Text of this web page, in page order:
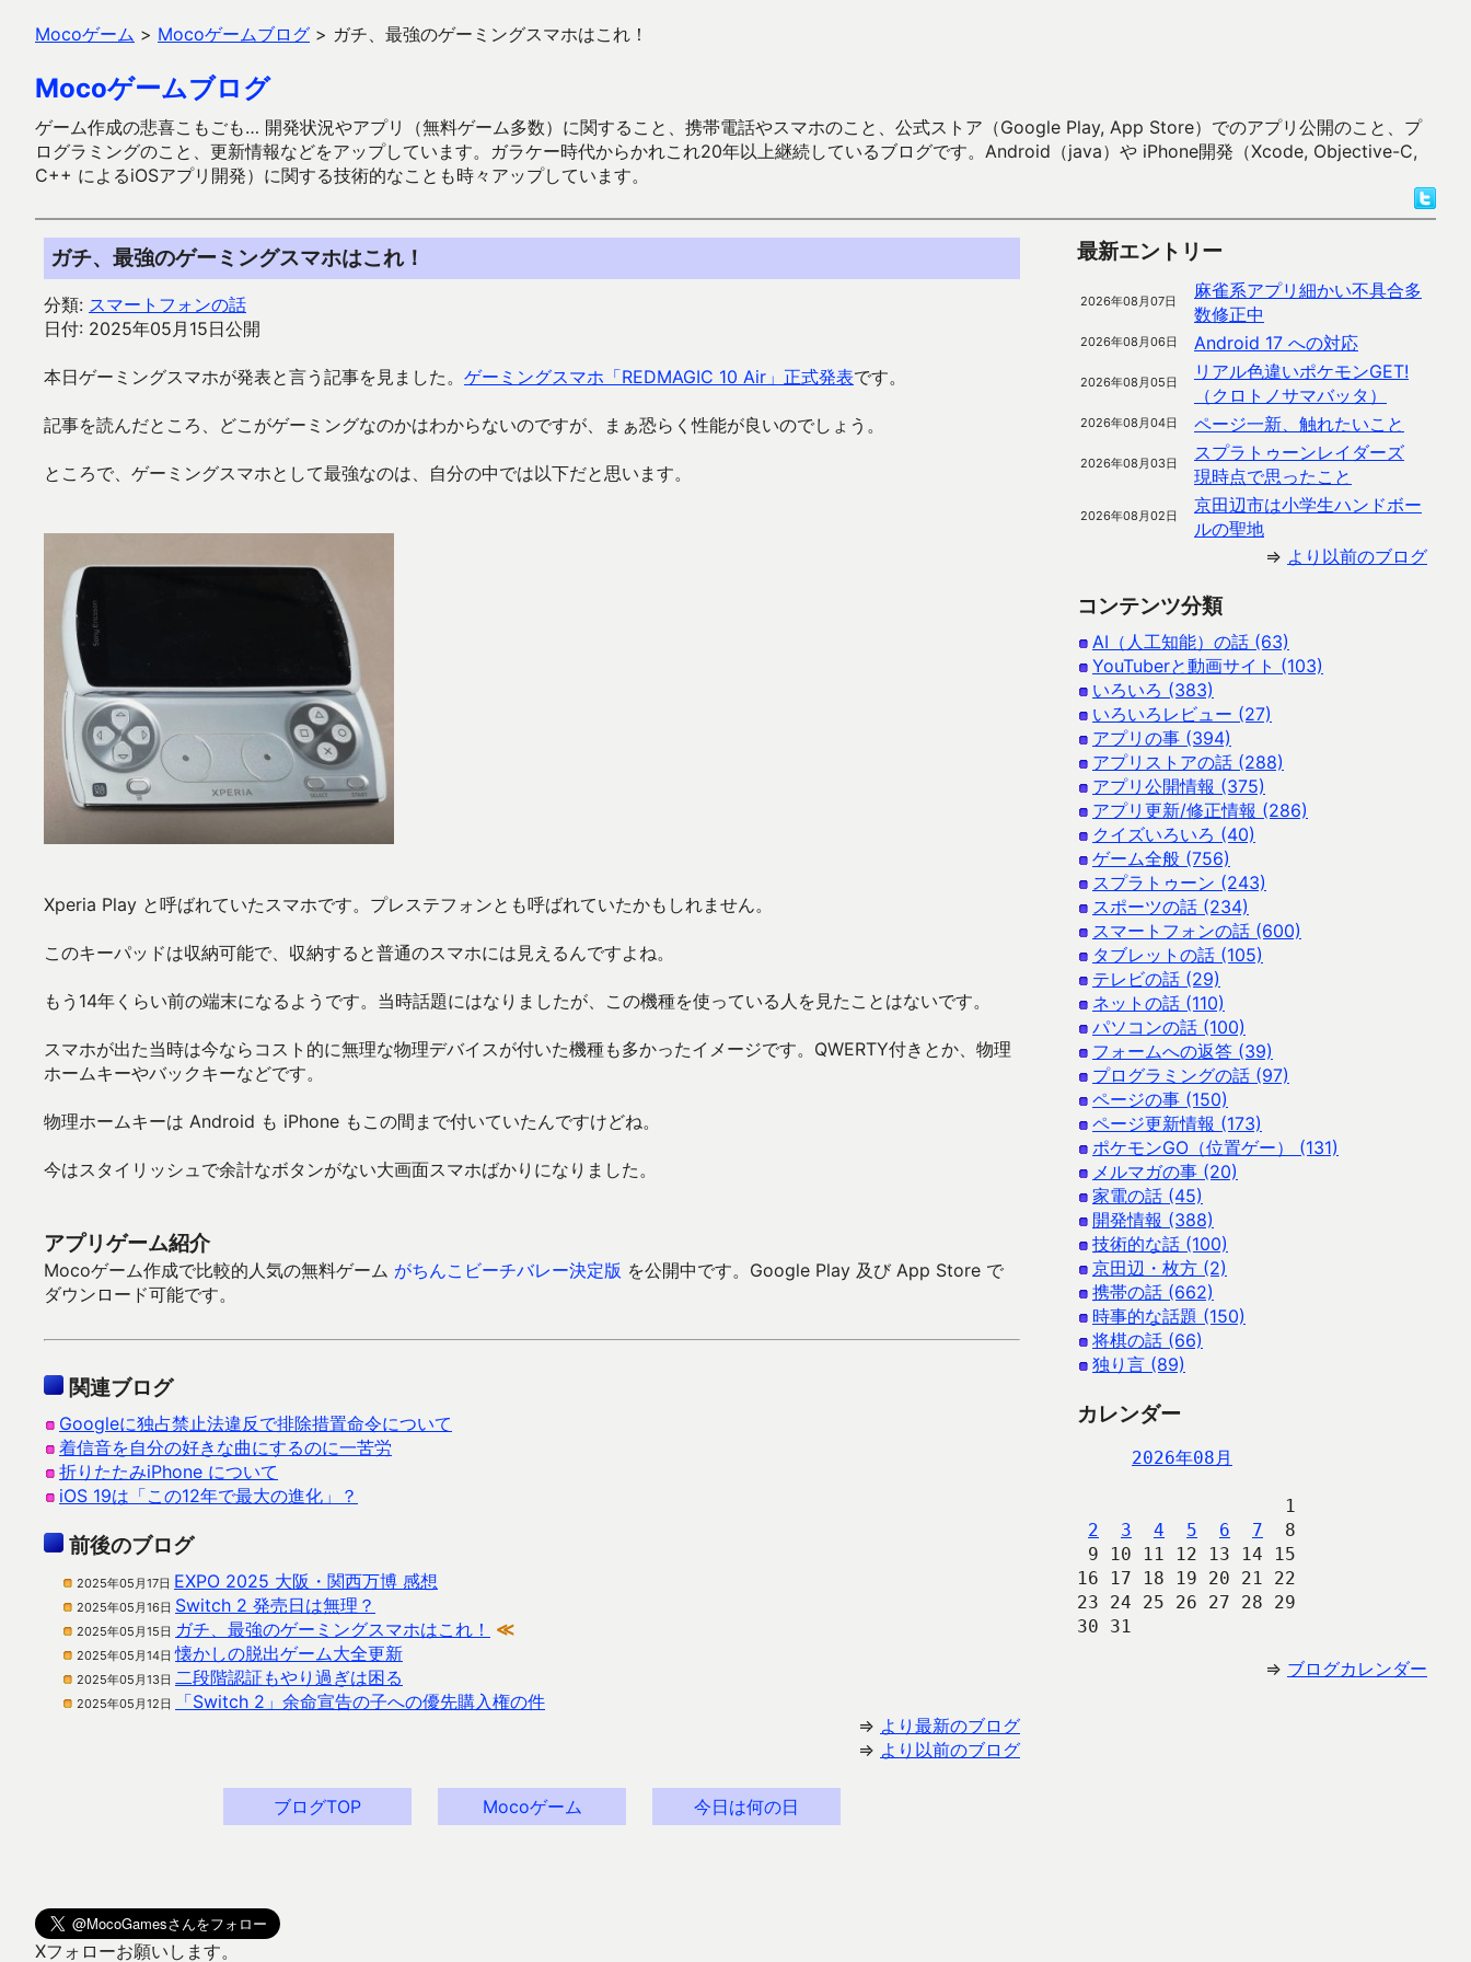
Mocoゲーム > Mocoゲームブログ > ガチ、最強のゲーミングスマホはこれ！
Mocoゲームブログ
ゲーム作成の悲喜こもごも… 開発状況やアプリ（無料ゲーム多数）に関すること、携帯電話やスマホのこと、公式ストア（Google Play, App Store）でのアプリ公開のこと、プ
ログラミングのこと、更新情報などをアップしています。ガラケー時代からかれこれ20年以上継続しているブログです。Android（java）や iPhone開発（Xcode, Objective-C,
C++ によるiOSアプリ開発）に関する技術的なことも時々アップしています。
ガチ、最強のゲーミングスマホはこれ！
分類: スマートフォンの話
日付: 2025年05月15日公開
本日ゲーミングスマホが発表と言う記事を見ました。 ゲーミングスマホ「REDMAGIC 10 Air」正式発表です。
記事を読んだところ、どこがゲーミングなのかはわからないのですが、まぁ恐らく性能が良いのでしょう。
ところで、ゲーミングスマホとして最強なのは、自分の中では以下だと思います。
Xperia Play と呼ばれていたスマホです。プレステフォンとも呼ばれていたかもしれません。
このキーパッドは収納可能で、収納すると普通のスマホには見えるんですよね。
もう14年くらい前の端末になるようです。当時話題にはなりましたが、この機種を使っている人を見たことはないです。
スマホが出た当時は今ならコスト的に無理な物理デバイスが付いた機種も多かったイメージです。QWERTY付きとか、物理
ホームキーやバックキーなどです。
物理ホームキーは Android も iPhone もこの間まで付いていたんですけどね。
今はスタイリッシュで余計なボタンがない大画面スマホばかりになりました。
アプリゲーム紹介
Mocoゲーム作成で比較的人気の無料ゲーム がちんこビーチバレー決定版 を公開中です。Google Play 及び App Store で
ダウンロード可能です。
関連ブログ
Googleに独占禁止法違反で排除措置命令について
着信音を自分の好きな曲にするのに一苦労
折りたたみiPhone について
iOS 19は「この12年で最大の進化」？
前後のブログ
2025年05月17日 EXPO 2025 大阪・関西万博 感想
2025年05月16日 Switch 2 発売日は無理？
2025年05月15日 ガチ、最強のゲーミングスマホはこれ！ ≪
2025年05月14日懐かしの脱出ゲーム大全更新
2025年05月13日 二段階認証もやり過ぎは困る
2025年05月12日
「Switch 2」余命宣告の子への優先購入権の件
⇒ より最新のブログ
⇒ より以前のブログ
ブログTOP Mocoゲーム 今日は何の日
最新エントリー
2026年08月07日
麻雀系アプリ細かい不具合多
数修正中
2026年08月06日 Android 17 への対応
2026年08月05日
リアル色違いポケモンGET!
（クロトノサマバッタ）
2026年08月04日 ページ一新、触れたいこと
2026年08月03日
スプラトゥーンレイダーズ
現時点で思ったこと
2026年08月02日
京田辺市は小学生ハンドボー
ルの聖地
⇒ より以前のブログ
コンテンツ分類
AI（人工知能）の話 (63)
YouTuberと動画サイト (103)
いろいろ (383)
いろいろレビュー (27)
アプリの事 (394)
アプリストアの話 (288)
アプリ公開情報 (375)
アプリ更新/修正情報 (286)
クイズいろいろ (40)
ゲーム全般 (756)
スプラトゥーン (243)
スポーツの話 (234)
スマートフォンの話 (600)
タブレットの話 (105)
テレビの話 (29)
ネットの話 (110)
パソコンの話 (100)
フォームへの返答 (39)
プログラミングの話 (97)
ページの事 (150)
ページ更新情報 (173)
ポケモンGO（位置ゲー） (131)
メルマガの事 (20)
家電の話 (45)
開発情報 (388)
技術的な話 (100)
京田辺・枚方 (2)
携帯の話 (662)
時事的な話題 (150)
将棋の話 (66)
独り言 (89)
カレンダー
2026年08月
                   1
2
3 4 5 6 7
  8
9 10 11 12 13 14 15
16 17 18 19 20 21 22
23 24 25 26 27 28 29
30 31
⇒ ブログカレンダー
Xフォローお願いします。